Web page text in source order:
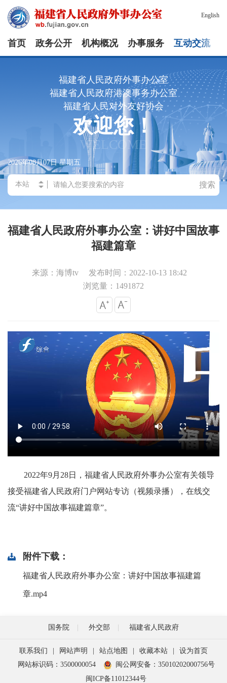
English
首页 政务公开 机构概况 办事服务 互动交流
福建省人民政府外事办公室
福建省人民政府港澳事务办公室
福建省人民对外友好协会
欢迎您！
WELCOME
2026年08月07日 星期五
搜索
福建省人民政府外事办公室：讲好中国故事
福建篇章
来源：海博tv
发布时间：2022-10-13 18:42
浏览量：1491872
2022年9月28日，福建省人民政府外事办公室有关领导
接受福建省人民政府门户网站专访（视频录播），在线交
流“讲好中国故事福建篇章”。
附件下载：
福建省人民政府外事办公室：讲好中国故事福建篇
章.mp4
国务院 外交部 福建省人民政府
联系我们 | 网站声明 | 站点地图 | 收藏本站 |
设为首页
网站标识码：3500000054
闽公网安备：35010202000756号
闽ICP备11012344号